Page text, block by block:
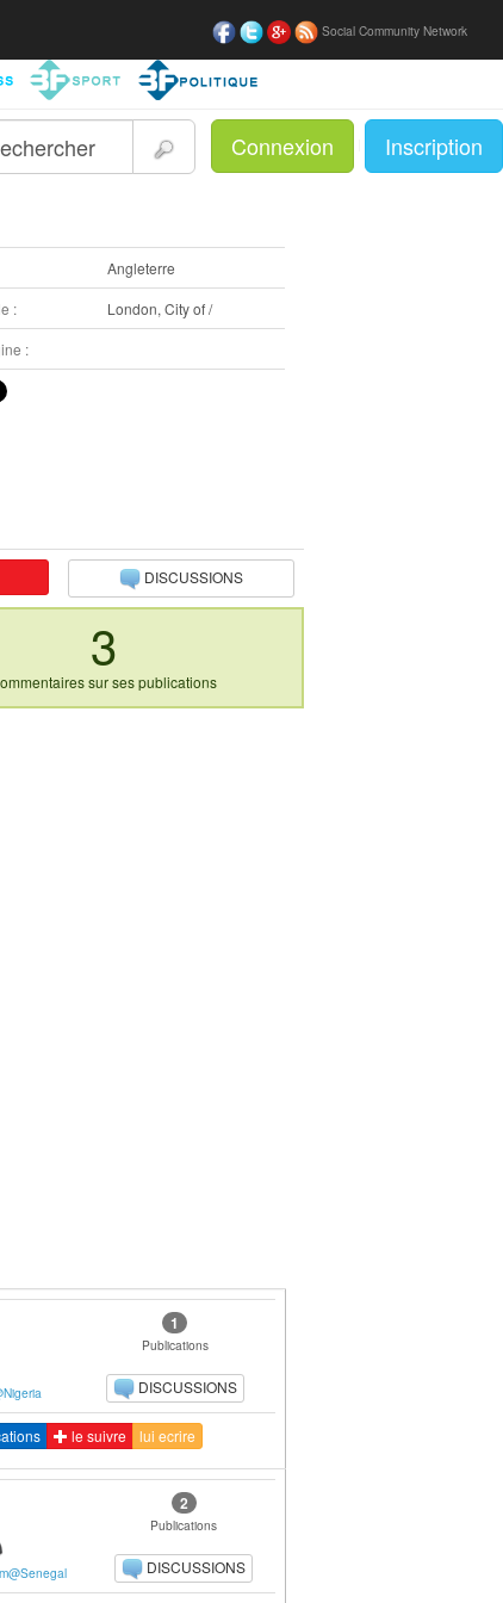
Connexion Inscription
Social Community Network
Angleterre
:
London, City of /
:
DISCUSSIONS
3
sur ses publications
1
Publications
DISCUSSIONS
le suivre lui ecrire
2
Publications
DISCUSSIONS